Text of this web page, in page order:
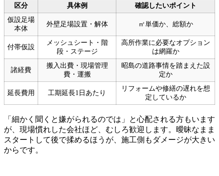
区分 具体例
確認したいポイント
仮設足場
本体
外壁足場設置・解体 ㎡単価か、総額か
付帯仮設
メッシュシート・階
段・ステージ
高所作業に必要なオプション
は網羅か
諸経費
搬入出費・現場管理
費・運搬
昭島の道路事情を踏まえた設
定か
延長費用 工期延長1日あたり
リフォームや修繕の遅れを想
定しているか
「細かく聞くと嫌がられるのでは」と心配される方もいます
が、現場慣れした会社ほど、むしろ歓迎します。曖昧なまま
スタートして後で揉めるほうが、施工側もダメージが大きい
からです。